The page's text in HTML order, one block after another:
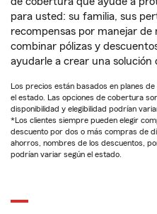
para usted: su familia, sus
recompensas por manejar de
combinar pólizas y
ayudarle a crear una solución
Los precios están basados en planes
el estado. Las opciones de cobertura
disponibilidad y elegibilidad podrían
*Los clientes siempre pueden elegir
descuento por dos o más compras de
ahorros, nombres de los descuentos,
podrían variar según el estado.